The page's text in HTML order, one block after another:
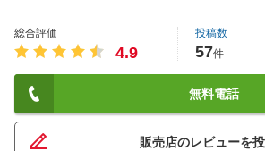
総合評価
4.9
投稿数
57件
無料電話
販売店のレビューを